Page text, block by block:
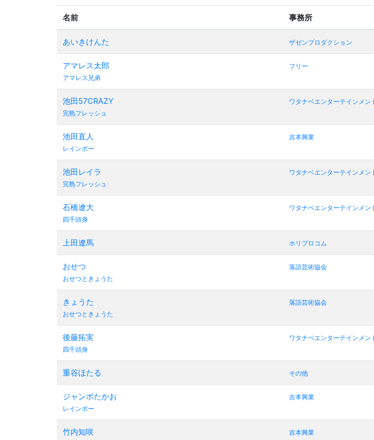
名前 事務所
あいきけんた ザゼンプロダクション
アマレス太郎
アマレス兄弟
フリー
池田57CRAZY
完熟フレッシュ
ワタナベエンターテインメン
池田直人
レインボー
吉本興業
池田レイラ
完熟フレッシュ
ワタナベエンターテインメン
石橋遼大
四千頭身
ワタナベエンターテインメン
上田遼馬 ホリプロコム
おせつ
おせつときょうた
落語芸術協会
きょうた
おせつときょうた
落語芸術協会
後藤拓実
四千頭身
ワタナベエンターテインメン
重谷ほたる その他
ジャンボたかお
レインボー
吉本興業
竹内知咲 吉本興業